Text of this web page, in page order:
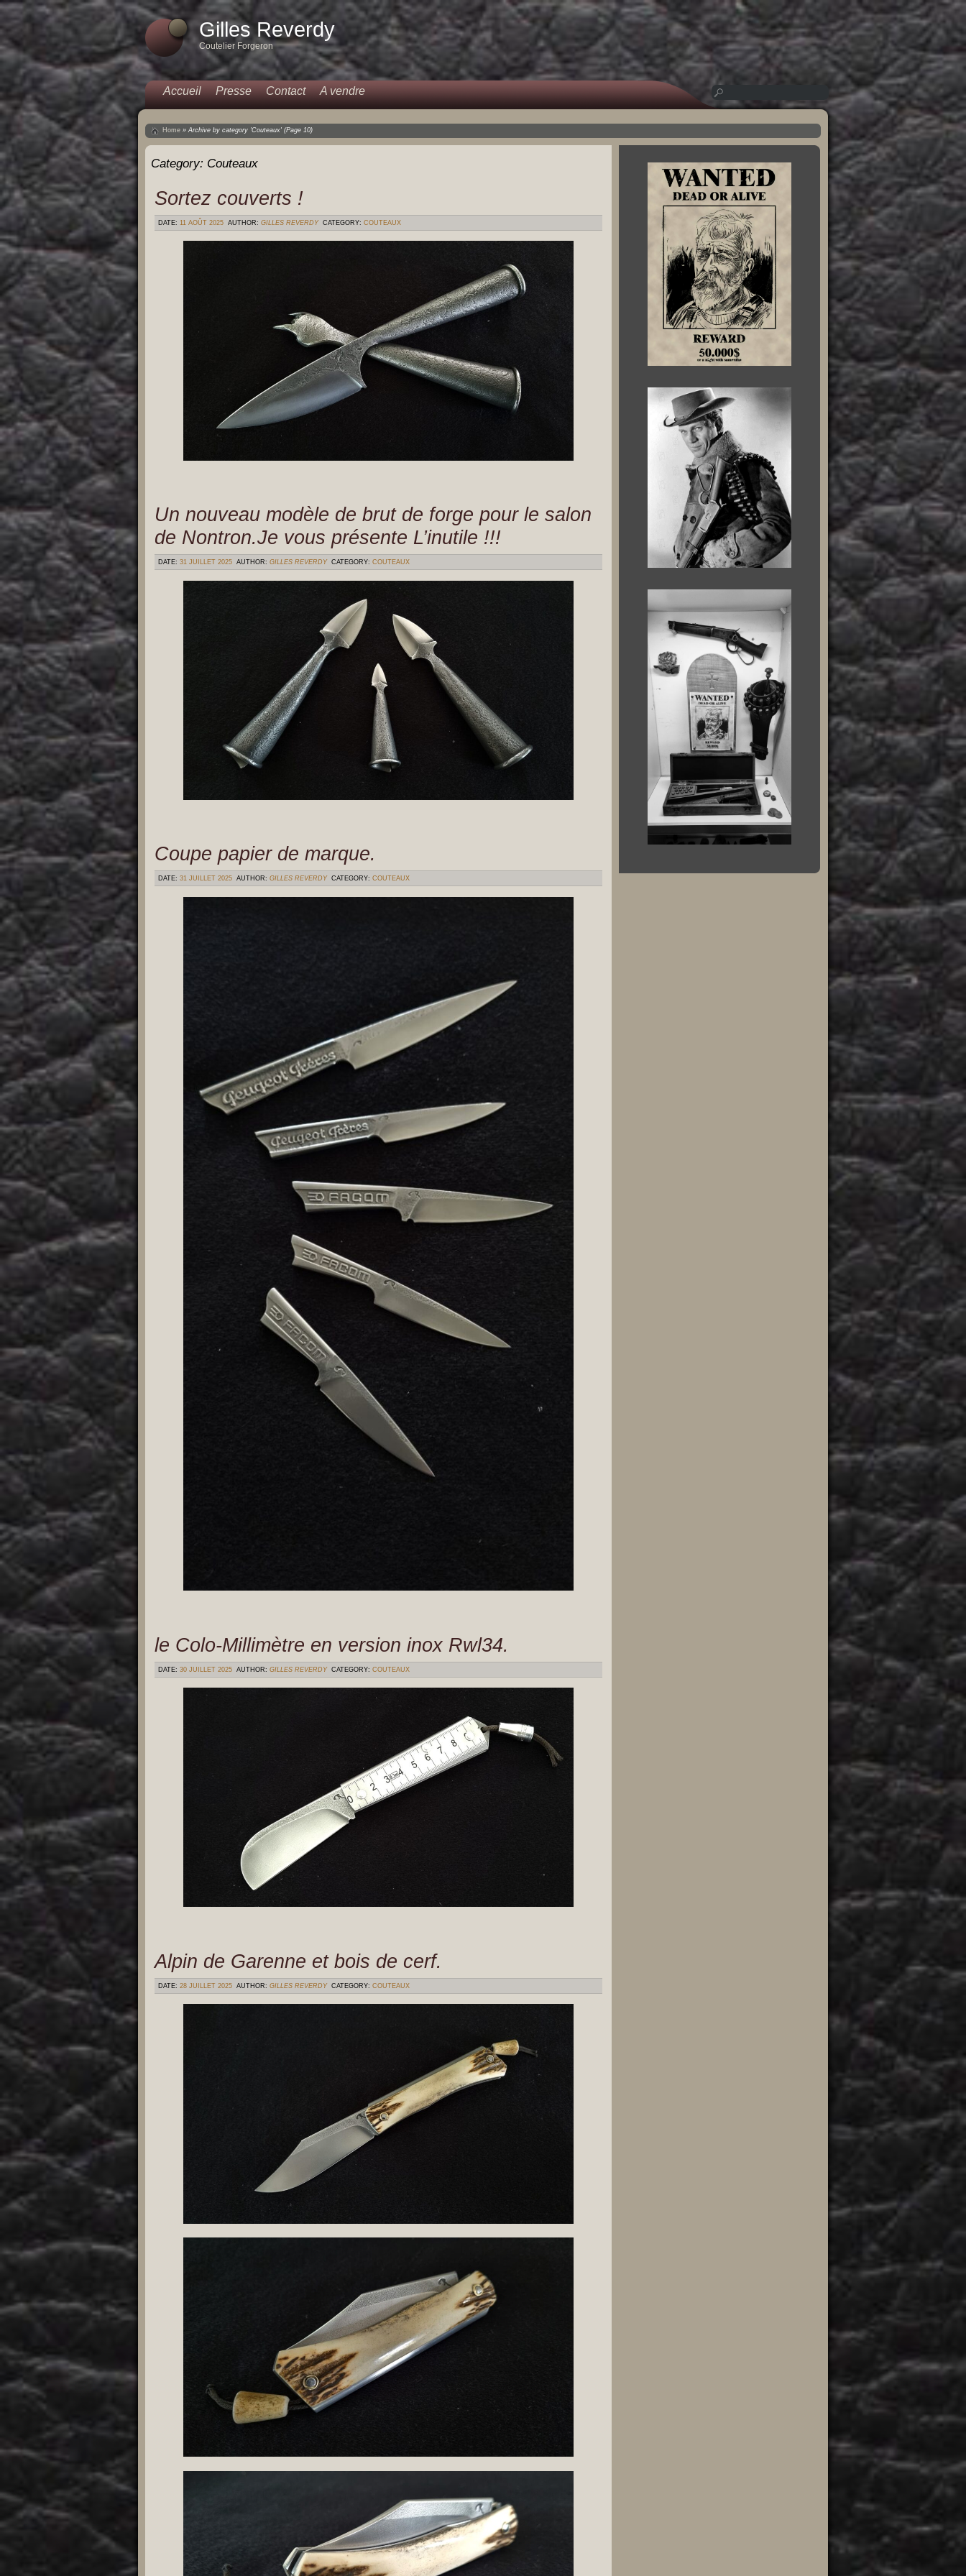
Gilles Reverdy
Coutelier Forgeron
Accueil Presse Contact A vendre
Home »Archive by category 'Couteaux' (Page 10)
Category: Couteaux
Sortez couverts !
DATE: 11 AOÛT 2025 AUTHOR: GILLES REVERDY CATEGORY: COUTEAUX
Un nouveau modèle de brut de forge pour le salon
de Nontron.Je vous présente L’inutile !!!
DATE: 31 JUILLET 2025 AUTHOR: GILLES REVERDY CATEGORY: COUTEAUX
Coupe papier de marque.
DATE: 31 JUILLET 2025 AUTHOR: GILLES REVERDY CATEGORY: COUTEAUX
le Colo-Millimètre en version inox Rwl34.
DATE: 30 JUILLET 2025 AUTHOR: GILLES REVERDY CATEGORY: COUTEAUX
Alpin de Garenne et bois de cerf.
DATE: 28 JUILLET 2025 AUTHOR: GILLES REVERDY CATEGORY: COUTEAUX